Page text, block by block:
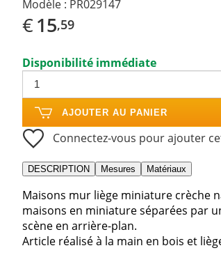
Modèle : PR029147
€15,59
Disponibilité immédiate
AJOUTER AU PANIER
Connectez-vous pour ajouter
DESCRIPTION Mesures Matériaux
Maisons mur liège miniature crèche
maisons en miniature séparées par
scène en arrière-plan.
Article réalisé à la main en bois et